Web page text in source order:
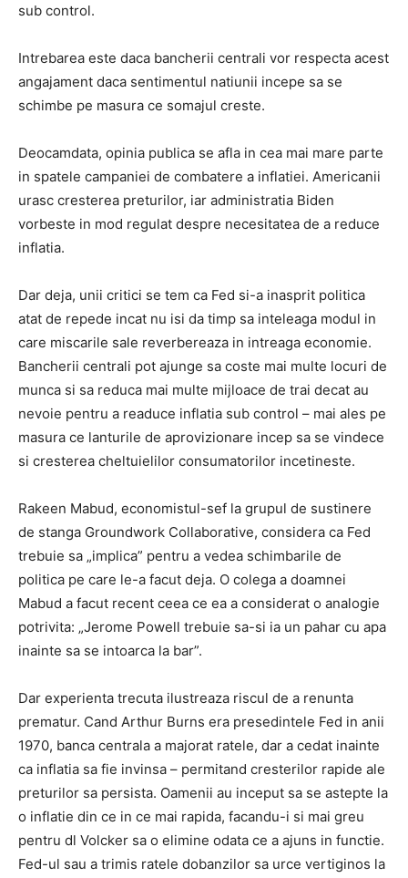
sub control.
Intrebarea este daca bancherii centrali vor respecta acest
angajament daca sentimentul natiunii incepe sa se
schimbe pe masura ce somajul creste.
Deocamdata, opinia publica se afla in cea mai mare parte
in spatele campaniei de combatere a inflatiei. Americanii
urasc cresterea preturilor, iar administratia Biden
vorbeste in mod regulat despre necesitatea de a reduce
inflatia.
Dar deja, unii critici se tem ca Fed si-a inasprit politica
atat de repede incat nu isi da timp sa inteleaga modul in
care miscarile sale reverbereaza in intreaga economie.
Bancherii centrali pot ajunge sa coste mai multe locuri de
munca si sa reduca mai multe mijloace de trai decat au
nevoie pentru a readuce inflatia sub control – mai ales pe
masura ce lanturile de aprovizionare incep sa se vindece
si cresterea cheltuielilor consumatorilor incetineste.
Rakeen Mabud, economistul-sef la grupul de sustinere
de stanga Groundwork Collaborative, considera ca Fed
trebuie sa „implica” pentru a vedea schimbarile de
politica pe care le-a facut deja. O colega a doamnei
Mabud a facut recent ceea ce ea a considerat o analogie
potrivita: „Jerome Powell trebuie sa-si ia un pahar cu apa
inainte sa se intoarca la bar”.
Dar experienta trecuta ilustreaza riscul de a renunta
prematur. Cand Arthur Burns era presedintele Fed in anii
1970, banca centrala a majorat ratele, dar a cedat inainte
ca inflatia sa fie invinsa – permitand cresterilor rapide ale
preturilor sa persista. Oamenii au inceput sa se astepte la
o inflatie din ce in ce mai rapida, facandu-i si mai greu
pentru dl Volcker sa o elimine odata ce a ajuns in functie.
Fed-ul sau a trimis ratele dobanzilor sa urce vertiginos la